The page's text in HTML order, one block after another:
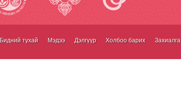
Бидний тухай Мэдээ Дэлгүүр Холбоо барих Захиалга